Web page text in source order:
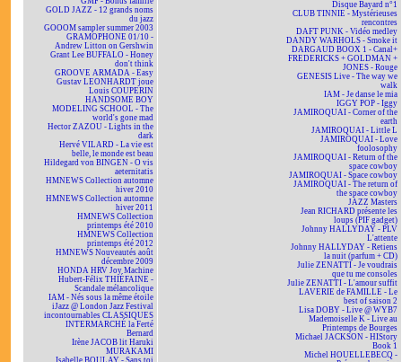
GOLD JAZZ - 12 grands noms
du jazz
GOOOM sampler summer 2003
GRAMOPHONE 01/10 -
Andrew Litton on Gershwin
Grant Lee BUFFALO - Honey
don't think
GROOVE ARMADA - Easy
Gustav LEONHARDT joue
Louis COUPERIN
HANDSOME BOY
MODELING SCHOOL - The
world's gone mad
Hector ZAZOU - Lights in the
dark
Hervé VILARD - La vie est
belle, le monde est beau
Hildegard von BINGEN - O vis
aeternitatis
HMNEWS Collection automne
hiver 2010
HMNEWS Collection automne
hiver 2011
HMNEWS Collection
printemps été 2010
HMNEWS Collection
printemps été 2012
HMNEWS Nouveautés août
décembre 2009
HONDA HRV Joy Machine
Hubert-Félix THIÉFAINE -
Scandale mélancolique
IAM - Nés sous la même étoile
iJazz @ London Jazz Festival
incontournables CLASSIQUES
INTERMARCHÉ la Ferté
Bernard
Irène JACOB lit Haruki
MURAKAMI
Isabelle BOULAY - Sans toi
Disque Bayard n°1
CLUB TINNIE - Mystérieuses
rencontres
DAFT PUNK - Vidéo medley
DANDY WARHOLS - Smoke it
DARGAUD BOOX 1 - Canal+
FREDERICKS + GOLDMAN +
JONES - Rouge
GENESIS Live - The way we
walk
IAM - Je danse le mia
IGGY POP - Iggy
JAMIROQUAI - Corner of the
earth
JAMIROQUAI - Little L
JAMIROQUAI - Love
foolosophy
JAMIROQUAI - Return of the
space cowboy
JAMIROQUAI - Space cowboy
JAMIROQUAI - The return of
the space cowboy
JAZZ Masters
Jean RICHARD présente les
loups (PIF gadget)
Johnny HALLYDAY - PLV
L'attente
Johnny HALLYDAY - Retiens
la nuit (parfum + CD)
Julie ZENATTI - Je voudrais
que tu me consoles
Julie ZENATTI - L'amour suffit
LAVERIE de FAMILLE - Le
best of saison 2
Lisa DOBY - Live @ WYB7
Mademoiselle K - Live au
Printemps de Bourges
Michael JACKSON - HIStory
Book 1
Michel HOUELLEBECQ -